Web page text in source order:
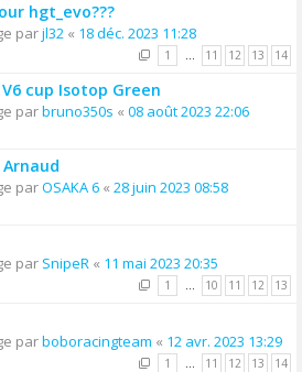
hgt_evo???
parjl32 « 18 déc. 2023 11:28
1 … 11 12 13 14
cup Isotop Green
parbruno350s « 08 août 2023 22:06
parOSAKA 6 « 28 juin 2023 08:58
par SnipeR « 11 mai 2023 20:35
1 … 10 11 12 13
parboboracingteam « 12 avr. 2023 13:29
1 … 11 12 13 14